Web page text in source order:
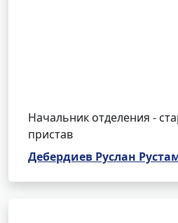
Начальник отделения -
пристав
Дебердиев Руслан